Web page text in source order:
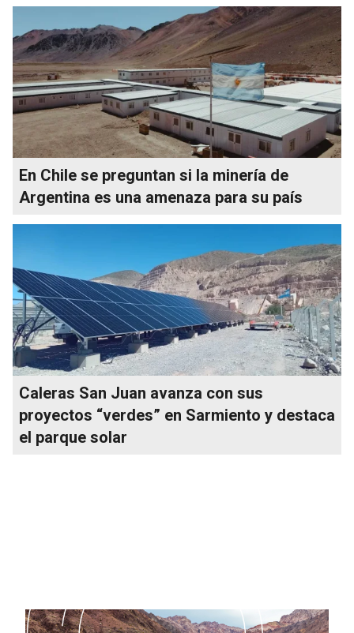
En Chile se preguntan si la minería de
Argentina es una amenaza para su país
Caleras San Juan avanza con sus
proyectos “verdes” en Sarmiento y destaca
el parque solar